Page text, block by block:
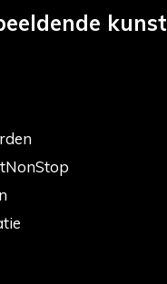
kunst